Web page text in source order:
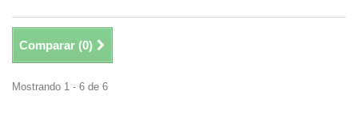
Comparar (0)
Mostrando 1 - 6 de 6